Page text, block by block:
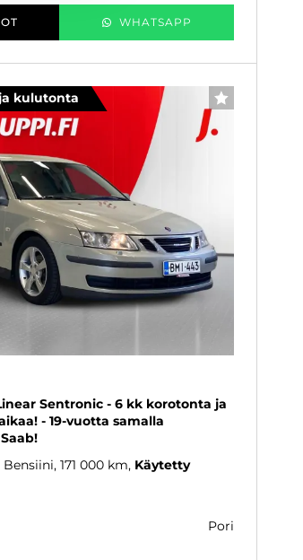
WHATSAPP
kulutonta SUOSIKKI
Sentronic - 6 kk korotonta ja
- 19-vuotta samalla
171 000 km Käytetty
pori